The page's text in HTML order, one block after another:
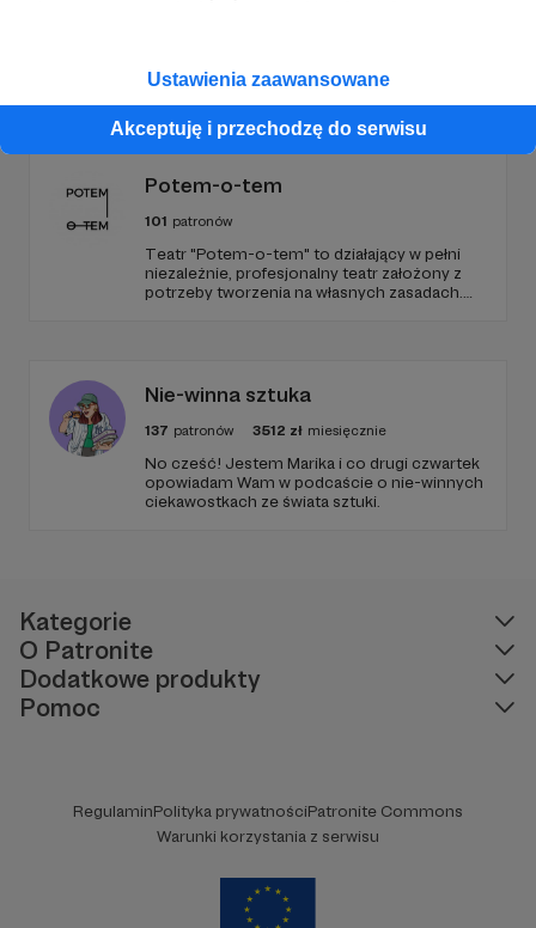
Ustawienia zaawansowane
Akceptuję i przechodzę do serwisu
Promowani autorzy
Potem-o-tem
101 patronów
Teatr "Potem-o-tem" to działający w pełni
niezależnie, profesjonalny teatr założony z
potrzeby tworzenia na własnych zasadach.
teatralnego doświadczenia.
Nie-winna sztuka
137 patronów 3512 zł miesięcznie
No cześć! Jestem Marika i co drugi czwartek
opowiadam Wam w podcaście o nie-winnych
ciekawostkach ze świata sztuki.
Kategorie
O Patronite
Dodatkowe produkty
Pomoc
RegulaminPolityka prywatnościPatronite Commons
Warunki korzystania z serwisu